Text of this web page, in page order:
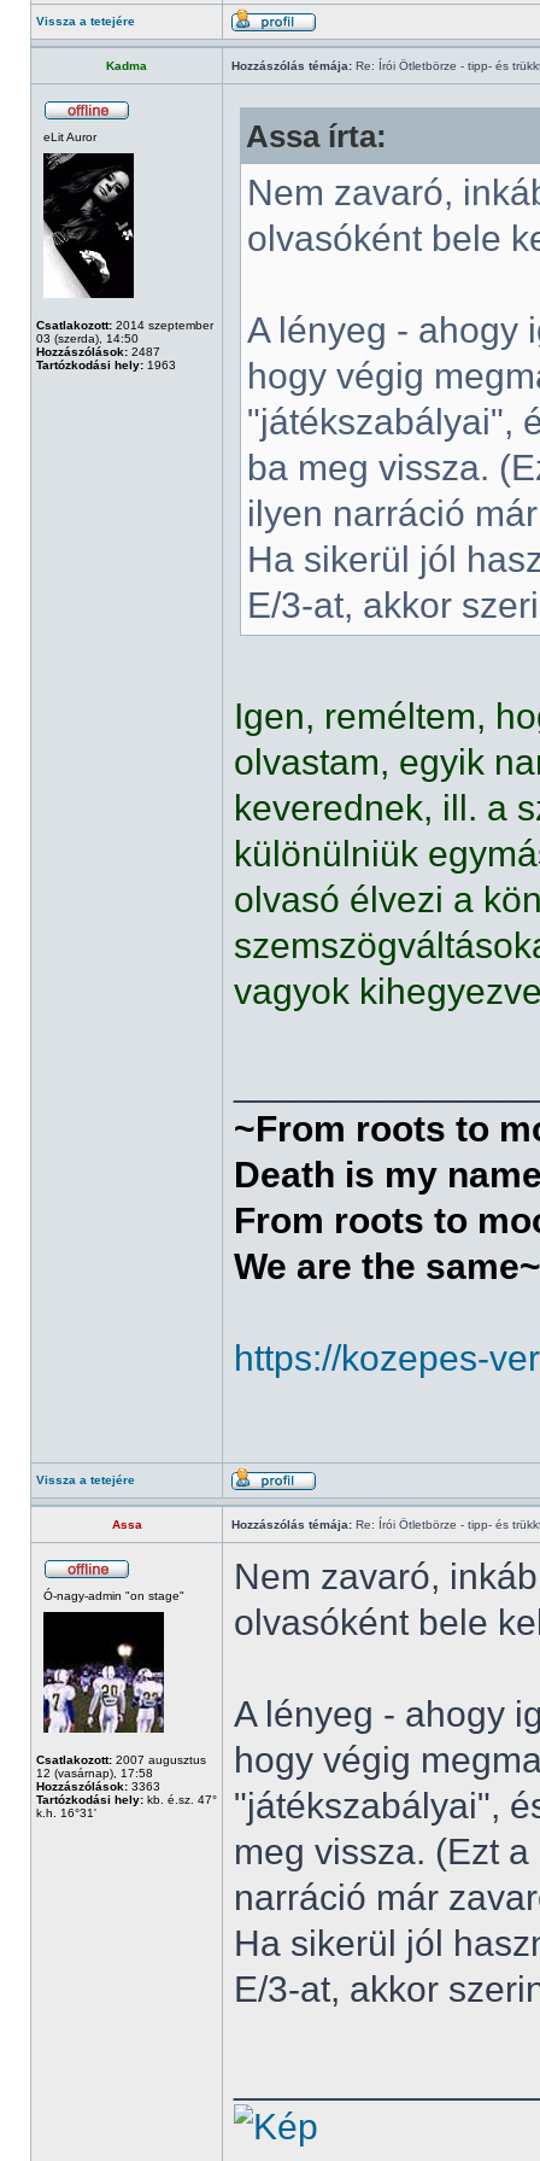
Vissza a tetejére
Kadma Hozzászólás témája: Re: Írói Ötletbörze - tipp- és
eLit Auror
Csatlakozott: 2014 szeptember
03 (szerda), 14:50
Hozzászólások: 2487
Tartózkodási hely: 1963
Assa írta:
Nem zavaró,
olvasóként bele
A lényeg - ahogy
hogy végig
"játékszabályai",
ba meg vissza.
ilyen narráció
Ha sikerül jól
E/3-at, akkor
Igen, reméltem,
olvastam, egyik
keverednek, ill. a
különülniük
olvasó élvezi a
vagyok
~From roots to
Death is my
From roots to
We are the same~
https://kozepes-
Vissza a tetejére
Assa Hozzászólás témája: Re: Írói Ötletbörze - tipp- és
Ó-nagy-admin "on stage"
Csatlakozott: 2007 augusztus
12 (vasárnap), 17:58
Hozzászólások: 3363
Tartózkodási hely: kb. é.sz. 47°
k.h. 16°31'
Nem zavaró,
olvasóként bele
A lényeg - ahogy
hogy végig
"játékszabályai",
meg vissza. (Ezt
narráció már
Ha sikerül jól
E/3-at, akkor